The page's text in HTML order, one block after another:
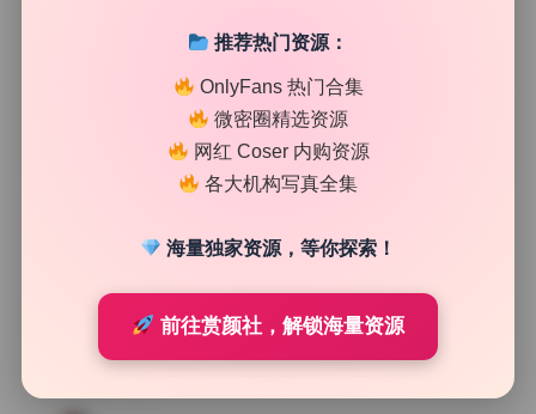
小薯条nienie cosplay合集9套原档精选资源下载
推荐热门资源：
OnlyFans 热门合集
微密圈精选资源
网红 Coser 内购资源
各大机构写真全集
海量独家资源，等你探索！
前往赏颜社，解锁海量资源